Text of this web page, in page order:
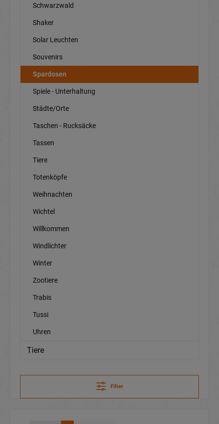
Schwarzwald
Shaker
Solar Leuchten
Souvenirs
Spardosen
Spiele - Unterhaltung
Städte/Orte
Taschen - Rucksäcke
Tassen
Tiere
Totenköpfe
Weihnachten
Wichtel
Willkommen
Windlichter
Winter
Zootiere
Trabis
Tussi
Uhren
Tiere
Filter